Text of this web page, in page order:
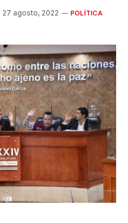
27 agosto, 2022 POLÍTICA